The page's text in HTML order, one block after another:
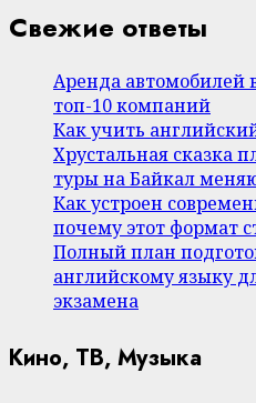
Свежие ответы
Аренда автомобилей
топ-10 компаний
Как учить
Хрустальная сказка
туры на Байкал
Как устроен
почему этот формат
Полный план
английскому языку
экзамена
Кино, ТВ, Музыка